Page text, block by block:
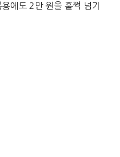
에도 2만 원을 훌쩍 넘기